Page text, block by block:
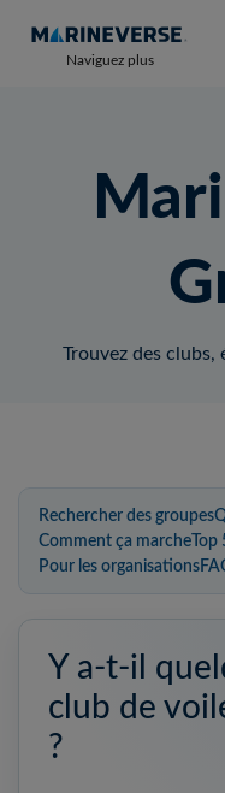
Naviguez plus
Trouvez des clubs,
Rechercher des groupes
Comment ça marcheTop
Pour les organisations
Y a-t-il
club de
?